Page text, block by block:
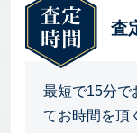
査
最短で15分で
てお時間を頂